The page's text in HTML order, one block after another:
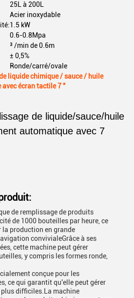
25L à 200L
Acier inoxydable
1.5 kW
0.6-0.8Mpa
³ /min de 0.6m
± 0,5%
Ronde/carré/ovale
liquide chimique / sauce / huile
écran tactile 7 "
de liquide/sauce/huile
automatique avec 7
de remplissage de produits
de 1000 bouteilles par heure, ce
la production en grande
convivialeGrâce à ses
cette machine peut gérer
y compris les formes ronde,
conçue pour les
ce qui garantit qu'elle peut gérer
difficiles.La machine